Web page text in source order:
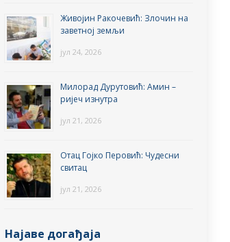
Живојин Ракочевић: Злочин на
заветној земљи
јул 24, 2026
Милорад Дурутовић: Амин –
ријеч изнутра
јул 21, 2026
Отац Гојко Перовић: Чудесни
свитац
јул 21, 2026
Најаве догађаја